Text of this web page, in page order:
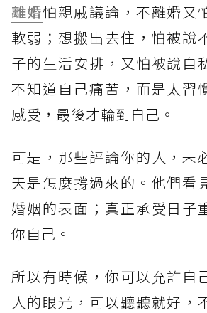
離婚怕親戚議論，不離婚又
軟弱；想搬出去住，怕被說
子的生活安排，又怕被說自
不知道自己痛苦，而是太習
感受，最後才輪到自己。
可是，那些評論你的人，未
天是怎麼撐過來的。他們看
婚姻的表面；真正承受日子
你自己。
所以有時候，你可以允許自
人的眼光，可以聽聽就好，